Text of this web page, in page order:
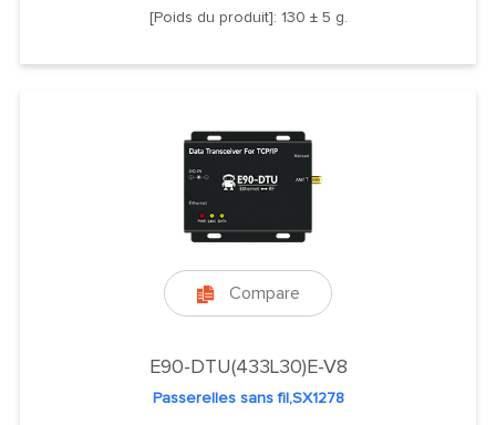
[Poids du produit]: 130 ± 5 g.
 Compare
E90-DTU(433L30)E-V8
Passerelles sans fil,SX1278